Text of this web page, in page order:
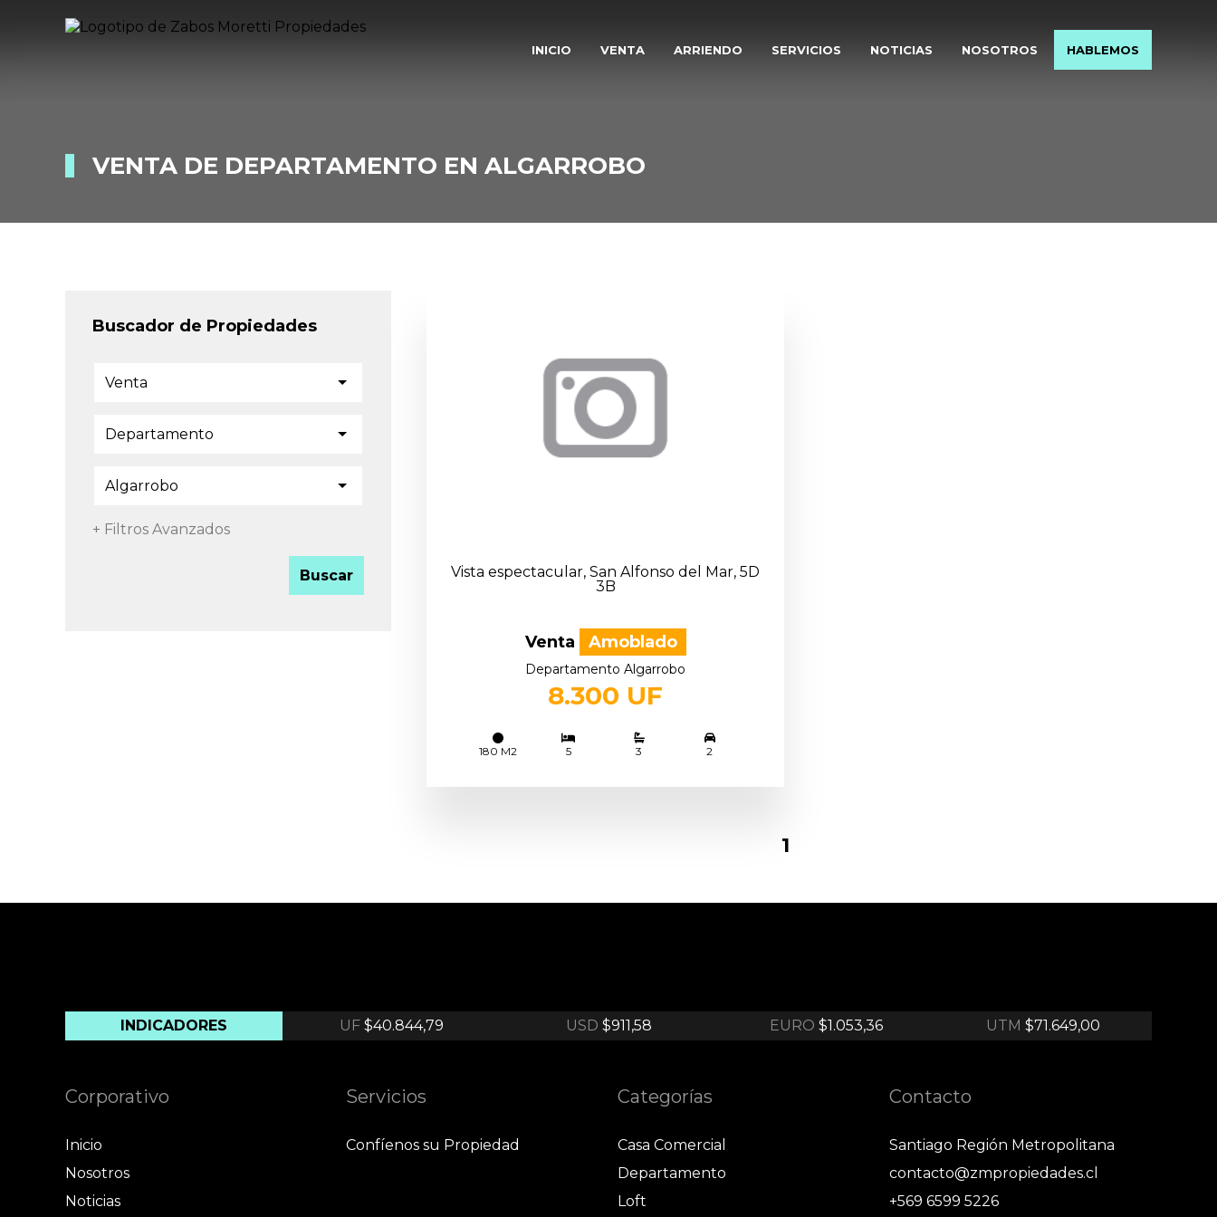
INICIO VENTA ARRIENDO SERVICIOS NOTICIAS NOSOTROS HABLEMOS
VENTA DE DEPARTAMENTO EN ALGARROBO
Buscador de Propiedades
Venta
Departamento
Algarrobo
+ Filtros Avanzados
Buscar
Vista espectacular, San Alfonso del Mar, 5D
3B
Venta Amoblado
Departamento Algarrobo
8.300 UF
180 M2 5 3 2
1
INDICADORES UF$40.844,79 USD $911,58 EURO $1.053,36 UTM $71.649,00
Corporativo
Inicio
Nosotros
Noticias
Servicios
Confíenos su Propiedad
Categorías
Casa Comercial
Departamento
Loft
Contacto
Santiago Región Metropolitana
contacto@zmpropiedades.cl
+569 6599 5226